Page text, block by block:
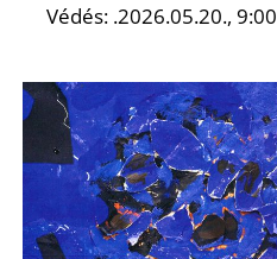
Védés: .2026.05.20., 9:00